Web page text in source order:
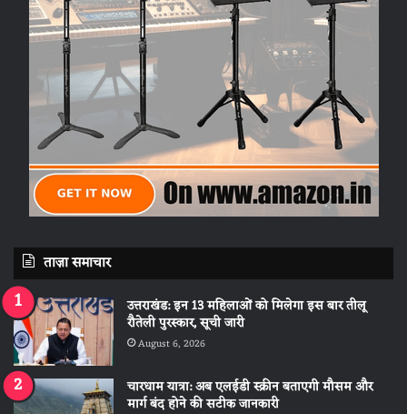
ताज़ा समाचार
उत्तराखंड: इन 13 महिलाओं को मिलेगा इस बार तीलू
रौतेली पुरस्कार, सूची जारी
August 6, 2026
चारधाम यात्रा: अब एलईडी स्क्रीन बताएगी मौसम और
मार्ग बंद होने की सटीक जानकारी